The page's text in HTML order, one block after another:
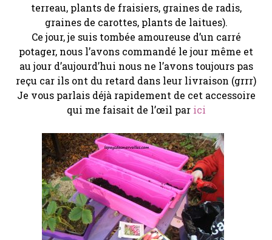
terreau, plants de fraisiers, graines de radis,
graines de carottes, plants de laitues).
Ce jour, je suis tombée amoureuse d’un carré
potager, nous l’avons commandé le jour même et
au jour d’aujourd’hui nous ne l’avons toujours pas
reçu car ils ont du retard dans leur livraison (grrr)
Je vous parlais déjà rapidement de cet accessoire
qui me faisait de l’œil par ici